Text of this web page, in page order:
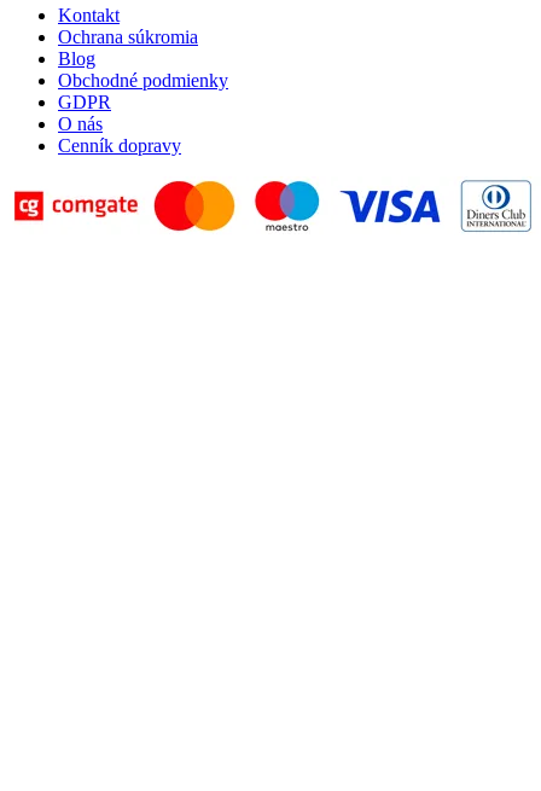
Kontakt
Ochrana súkromia
Blog
Obchodné podmienky
GDPR
O nás
Cenník dopravy